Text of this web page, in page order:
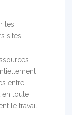
les
sites.
entre
en toute
le travail